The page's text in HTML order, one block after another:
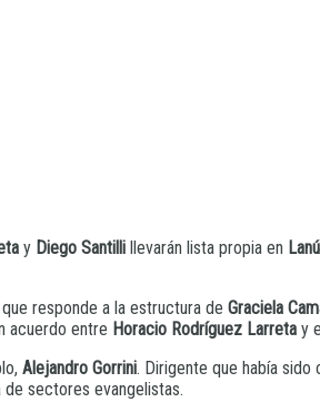
y Diego Santilli llevarán lista propia en
responde a la estructura de Graciela
acuerdo entre Horacio Rodríguez Larreta y
Alejandro Gorrini. Dirigente que había sido
sectores evangelistas.